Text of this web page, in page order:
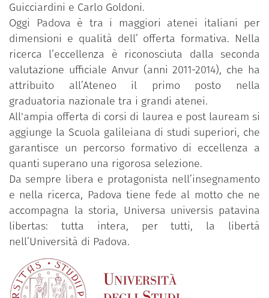
Guicciardini e Carlo Goldoni.
Oggi Padova è tra i maggiori atenei italiani per
dimensioni e qualità dell’ offerta formativa. Nella
ricerca l’eccellenza è riconosciuta dalla seconda
valutazione ufficiale Anvur (anni 2011-2014), che ha
attribuito all’Ateneo il primo posto nella
graduatoria nazionale tra i grandi atenei.
All'ampia offerta di corsi di laurea e post lauream si
aggiunge la Scuola galileiana di studi superiori, che
garantisce un percorso formativo di eccellenza a
quanti superano una rigorosa selezione.
Da sempre libera e protagonista nell’insegnamento
e nella ricerca, Padova tiene fede al motto che ne
accompagna la storia, Universa universis patavina
libertas: tutta intera, per tutti, la libertà
nell’Università di Padova.